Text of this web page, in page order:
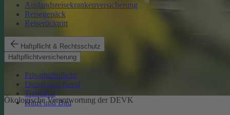
Auslandsreisekrankenversicherung
Reisegepäck
Reiserücktritt
Haftpflicht & Rechtsschutz
Haftpflichtversicherung
Privathaftpflicht
Dienst und Beruf
Tierhalter
Haus und Bau
Ökologische Verantwortung der DEVK